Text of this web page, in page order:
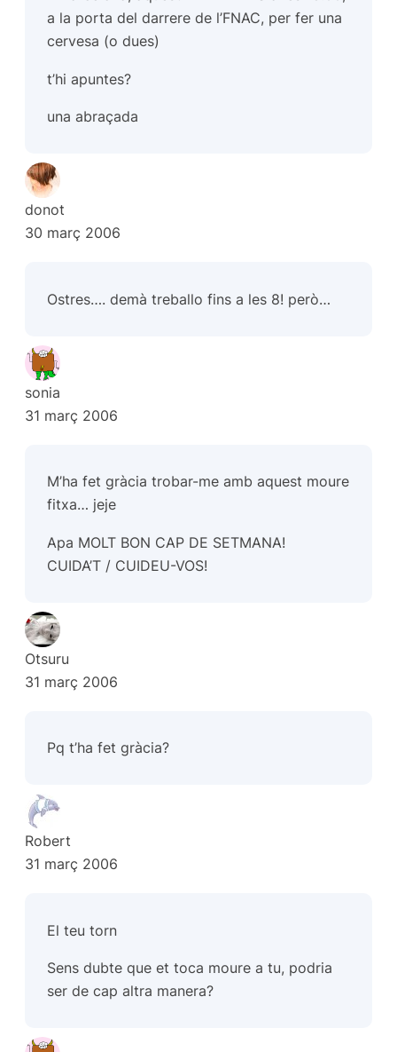
a la porta del darrere de l’FNAC, per fer una
cervesa (o dues)
t’hi apuntes?
una abraçada
donot
30 març 2006
Ostres…. demà treballo fins a les 8! però…
sonia
31 març 2006
M’ha fet gràcia trobar-me amb aquest moure
fitxa… jeje
Apa MOLT BON CAP DE SETMANA!
CUIDA’T / CUIDEU-VOS!
Otsuru
31 març 2006
Pq t’ha fet gràcia?
Robert
31 març 2006
El teu torn
Sens dubte que et toca moure a tu, podria
ser de cap altra manera?